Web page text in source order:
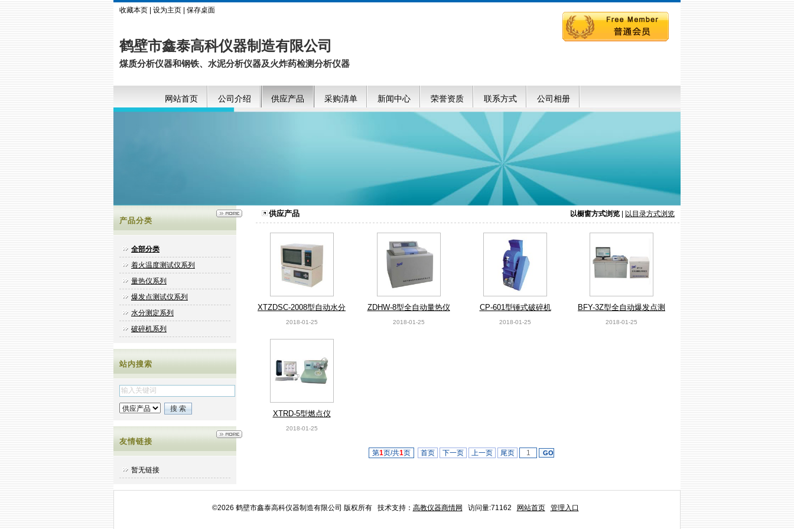
收藏本页 设为主页 保存桌面
鹤壁市鑫泰高科仪器制造有限公司
煤质分析仪器和钢铁、水泥分析仪器及火炸药检测分析仪器
网站首页 公司介绍 供应产品 采购清单 新闻中心 荣誉资质 联系方式 公司相册
产品分类
全部分类
着火温度测试仪系列
量热仪系列
爆发点测试仪系列
水分测定系列
破碎机系列
站内搜索
友情链接
暂无链接
以橱窗方式浏览 | 以目录方式浏览
供应产品
XTZDSC-2008型自动水分
测定仪
2018-01-25
ZDHW-8型全自动量热仪
2018-01-25
CP-601型锤式破碎机
2018-01-25
BFY-3Z型全自动爆发点测
试仪
2018-01-25
XTRD-5型燃点仪
2018-01-25
第1页/共1页 首页 下一页 上一页 尾页
©2026 鹤壁市鑫泰高科仪器制造有限公司 版权所有 技术支持： 高教仪器商情网 访问量:71162 网站首页 管理入口